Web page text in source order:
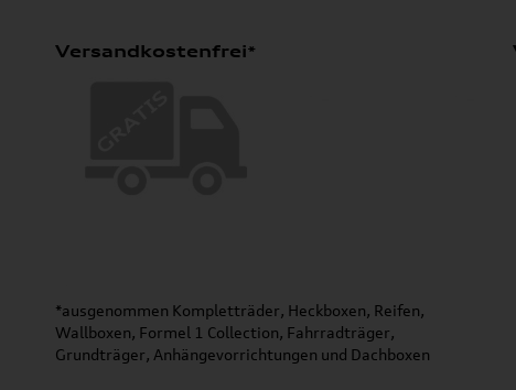
Versandkostenfrei*
*ausgenommen Kompletträder, Heckboxen, Reifen,
Wallboxen, Formel 1 Collection, Fahrradträger,
Grundträger, Anhängevorrichtungen und Dachboxen